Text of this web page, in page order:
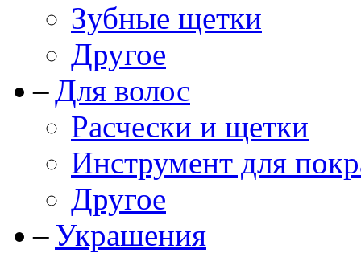
Зубные щетки
Другое
Для волос
Расчески и щетки
Инструмент для
Другое
Украшения